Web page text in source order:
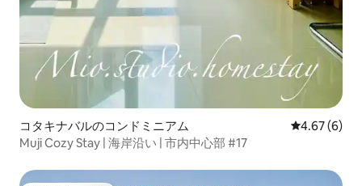
コタキナバルのコンドミニアム レビュー6
4.67 (6)
Muji Cozy Stay | 海岸沿い | 市内中心部 #17